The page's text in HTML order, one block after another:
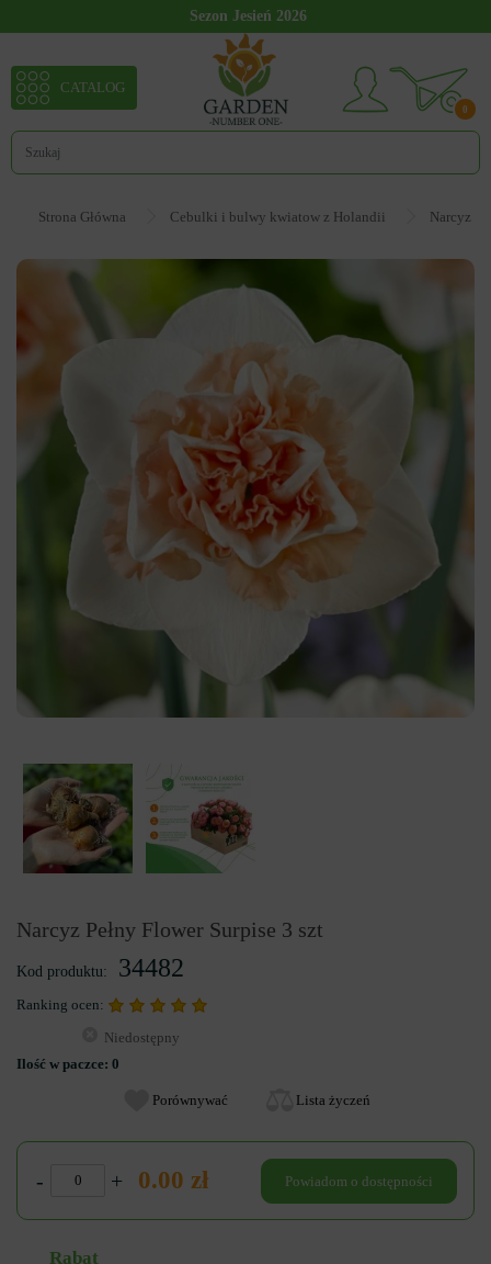
Sezon Jesień 2026
0
CATALOG
Strona Główna Cebulki i bulwy kwiatow z Holandii Narcyz -
Narcyz Pełny Flower Surpise 3 szt
Kod produktu: 34482
Ranking ocen:
Niedostępny
Ilość w paczce: 0
Porównywać Lista życzeń
- + 0.00 zł Powiadom o dostępności
Rabat